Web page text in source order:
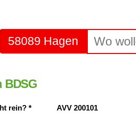
58089 Hagen
BDSG
rein? * AVV 200101